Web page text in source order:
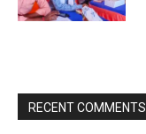
RECENT COMMENTS